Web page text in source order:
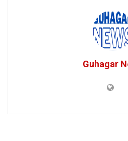
Guhagar